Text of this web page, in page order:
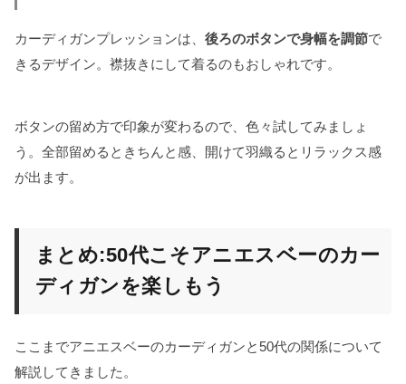
カーディガンプレッションは、 後ろのボタンで身幅を調節で
きるデザイン。襟抜きにして着るのもおしゃれです。
ボタンの留め方で印象が変わるので、色々試してみましょ
う。全部留めるときちんと感、開けて羽織るとリラックス感
が出ます。
まとめ:50代こそアニエスベーのカー
ディガンを楽しもう
ここまでアニエスベーのカーディガンと50代の関係について
解説してきました。